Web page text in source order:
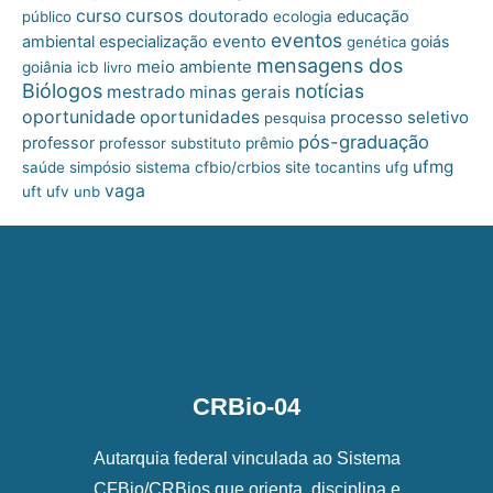
público curso cursos doutorado ecologia educação
ambiental especialização evento eventos genética goiás
goiânia icb livro meio ambiente mensagens dos
Biólogos mestrado minas gerais notícias
oportunidade oportunidades pesquisa processo seletivo
professor professor substituto prêmio pós-graduação
saúde simpósio sistema cfbio/crbios site tocantins ufg ufmg
uft ufv unb vaga
CRBio-04
Autarquia federal vinculada ao Sistema